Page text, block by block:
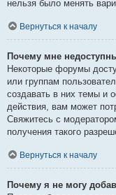
нельзя было менять
Вернуться к началу
Почему мне
Некоторые форумы
или группам
создавать в них темы и
действия, вам может
Свяжитесь с
получения такого
Вернуться к началу
Почему я не могу